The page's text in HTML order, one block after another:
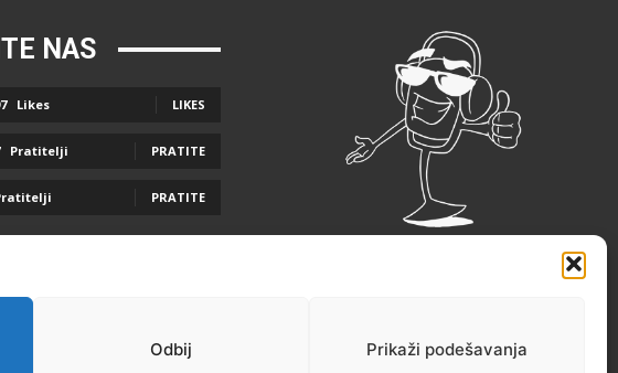
Odbij Prikaži podešavanja
NAS
Likes LIKES
Pratitelji PRATITE
PRATITE